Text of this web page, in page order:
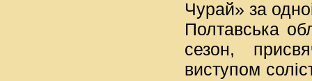
Чурай» за
Полтавська
сезон,
виступом